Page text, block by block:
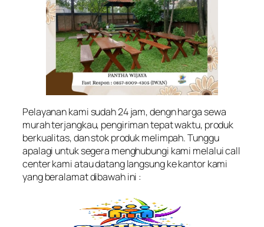
Pelayanan kami sudah 24 jam, dengn harga sewa
murah terjangkau, pengiriman tepat waktu, produk
berkualitas, dan stok produk melimpah. Tunggu
apalagi untuk segera menghubungi kami melalui call
center kami atau datang langsung ke kantor kami
yang beralamat dibawah ini :